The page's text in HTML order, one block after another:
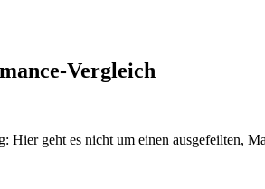
Vergleich
geht es nicht um einen ausgefeilten,